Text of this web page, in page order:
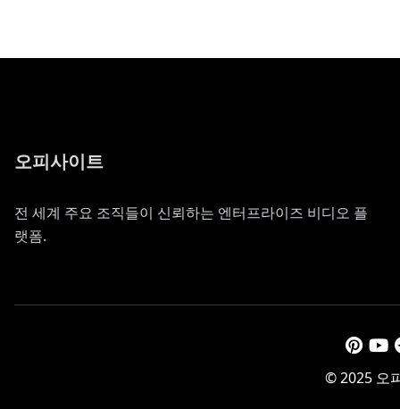
오피사이트
전 세계 주요 조직들이 신뢰하는 엔터프라이즈 비디오 플
랫폼.
© 2025 오